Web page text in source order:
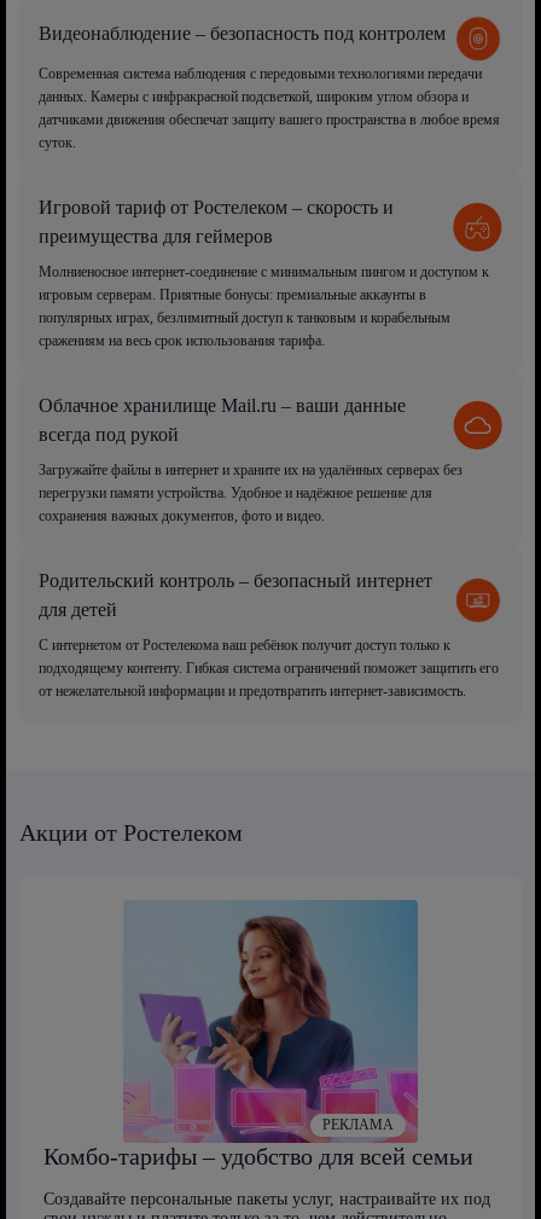
Видеонаблюдение – безопасность под контролем
Современная система наблюдения с передовыми технологиями передачи
данных. Камеры с инфракрасной подсветкой, широким углом обзора и
датчиками движения обеспечат защиту вашего пространства в любое время
суток.
Игровой тариф от Ростелеком – скорость и
преимущества для геймеров
Молниеносное интернет-соединение с минимальным пингом и доступом к
игровым серверам. Приятные бонусы: премиальные аккаунты в
популярных играх, безлимитный доступ к танковым и корабельным
сражениям на весь срок использования тарифа.
Облачное хранилище Mail.ru – ваши данные
всегда под рукой
Загружайте файлы в интернет и храните их на удалённых серверах без
перегрузки памяти устройства. Удобное и надёжное решение для
сохранения важных документов, фото и видео.
Родительский контроль – безопасный интернет
для детей
С интернетом от Ростелекома ваш ребёнок получит доступ только к
подходящему контенту. Гибкая система ограничений поможет защитить его
от нежелательной информации и предотвратить интернет-зависимость.
Акции от Ростелеком
Комбо-тарифы – удобство для всей семьи
Создавайте персональные пакеты услуг, настраивайте их под
РЕКЛАМА